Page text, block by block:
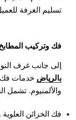
تسليم الغرفة
فك وتركيب
إلى جانب غرف
بالرياض خدمات فك
والألمنيوم. تشمل
فك الخزائن